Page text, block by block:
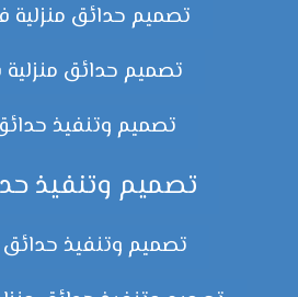
تصميم حدائق منزلية
تصميم حدائق
تصميم وتنفيذ حدائق
تصميم وتنفيذ
تصميم وتنفيذ